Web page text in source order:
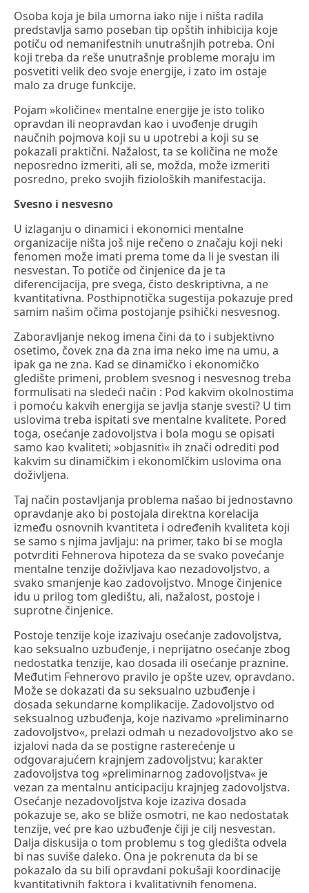
Osoba koja je bila umorna iako nije i ništa radila
predstavlja samo poseban tip opštih inhibicija koje
potiču od nemanifestnih unutrašnjih potreba. Oni
koji treba da reše unutrašnje probleme moraju im
posvetiti velik deo svoje energije, i zato im ostaje
malo za druge funkcije.
Pojam »količine« mentalne energije je isto toliko
opravdan ili neopravdan kao i uvođenje drugih
naučnih pojmova koji su u upotrebi a koji su se
pokazali praktični. Nažalost, ta se količina ne može
neposredno izmeriti, ali se, možda, može izmeriti
posredno, preko svojih fizioloških manifestacija.
Svesno i nesvesno
U izlaganju o dinamici i ekonomici mentalne
organizacije ništa još nije rečeno o značaju koji neki
fenomen može imati prema tome da li je svestan ili
nesvestan. To potiče od činjenice da je ta
diferencijacija, pre svega, čisto deskriptivna, a ne
kvantitativna. Posthipnotička sugestija pokazuje pred
samim našim očima postojanje psihički nesvesnog.
Zaboravljanje nekog imena čini da to i subjektivno
osetimo, čovek zna da zna ima neko ime na umu, a
ipak ga ne zna. Kad se dinamičko i ekonomičko
gledište primeni, problem svesnog i nesvesnog treba
formulisati na sledeći način : Pod kakvim okolnostima
i pomoću kakvih energija se javlja stanje svesti? U tim
uslovima treba ispitati sve mentalne kvalitete. Pored
toga, osećanje zadovoljstva i bola mogu se opisati
samo kao kvaliteti; »objasniti« ih znači odrediti pod
kakvim su dinamičkim i ekonomlčkim uslovima ona
doživljena.
Taj način postavljanja problema našao bi jednostavno
opravdanje ako bi postojala direktna korelacija
između osnovnih kvantiteta i određenih kvaliteta koji
se samo s njima javljaju: na primer, tako bi se mogla
potvrditi Fehnerova hipoteza da se svako povećanje
mentalne tenzije doživljava kao nezadovoljstvo, a
svako smanjenje kao zadovoljstvo. Mnoge činjenice
idu u prilog tom gledištu, ali, nažalost, postoje i
suprotne činjenice.
Postoje tenzije koje izazivaju osećanje zadovoljstva,
kao seksualno uzbuđenje, i neprijatno osećanje zbog
nedostatka tenzije, kao dosada ili osećanje praznine.
Međutim Fehnerovo pravilo je opšte uzev, opravdano.
Može se dokazati da su seksualno uzbuđenje i
dosada sekundarne komplikacije. Zadovoljstvo od
seksualnog uzbuđenja, koje nazivamo »preliminarno
zadovoljstvo«, prelazi odmah u nezadovoljstvo ako se
izjalovi nada da se postigne rasterećenje u
odgovarajućem krajnjem zadovoljstvu; karakter
zadovoljstva tog »preliminarnog zadovoljstva« je
vezan za mentalnu anticipaciju krajnjeg zadovoljstva.
Osećanje nezadovoljstva koje izaziva dosada
pokazuje se, ako se bliže osmotri, ne kao nedostatak
tenzije, već pre kao uzbuđenje čiji je cilj nesvestan.
Dalja diskusija o tom problemu s tog gledišta odvela
bi nas suviše daleko. Ona je pokrenuta da bi se
pokazalo da su bili opravdani pokušaji koordinacije
kvantitativnih faktora i kvalitativnih fenomena.